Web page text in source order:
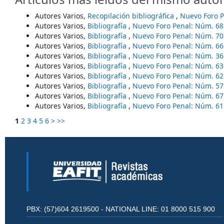
Autores Varios, Recopilación bibliográfica , Nuevo Foro
Autores Varios, Bibliografía , Nuevo Foro Penal: Núm.
Autores Varios, Bibliografía , Nuevo Foro Penal: Núm.
Autores Varios, Bibliografía , Nuevo Foro Penal: Núm.
Autores Varios, Bibliografía , Nuevo Foro Penal: Núm.
Autores Varios, Bibliografía , Nuevo Foro Penal: Núm.
Autores Varios, Bibliografía , Nuevo Foro Penal: Núm.
Autores Varios, Bibliografía , Nuevo Foro Penal: Núm.
Autores Varios, Bibliografía , Nuevo Foro Penal: Núm.
Autores Varios, Bibliografía , Nuevo Foro Penal: Núm.
1 2 3 4 5 6 > >>
PBX: (57)604 2619500 - NATIONAL LINE: 01 8000 515 900